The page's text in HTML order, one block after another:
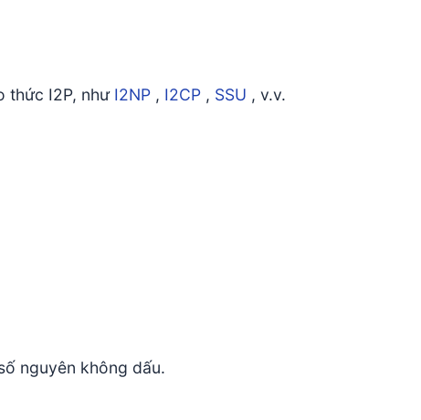
thức I2P, như I2NP , I2CP , SSU , v.v.
nguyên không dấu.